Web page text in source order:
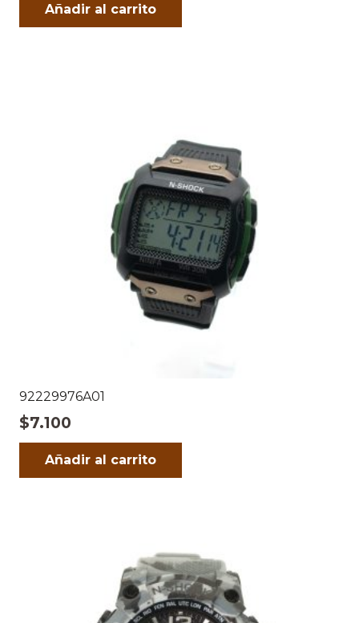
Añadir al carrito
92229976A01
$7.100
Añadir al carrito